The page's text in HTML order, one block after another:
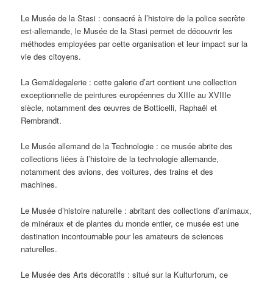
Le Musée de la Stasi : consacré à l’histoire de la police secrète
est-allemande, le Musée de la Stasi permet de découvrir les
méthodes employées par cette organisation et leur impact sur la
vie des citoyens.
La Gemäldegalerie : cette galerie d’art contient une collection
exceptionnelle de peintures européennes du XIIIe au XVIIIe
siècle, notamment des œuvres de Botticelli, Raphaël et
Rembrandt.
Le Musée allemand de la Technologie : ce musée abrite des
collections liées à l’histoire de la technologie allemande,
notamment des avions, des voitures, des trains et des
machines.
Le Musée d’histoire naturelle : abritant des collections d’animaux,
de minéraux et de plantes du monde entier, ce musée est une
destination incontournable pour les amateurs de sciences
naturelles.
Le Musée des Arts décoratifs : situé sur la Kulturforum, ce